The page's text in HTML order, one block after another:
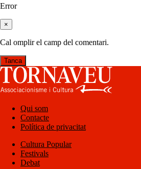
Error
×
Cal omplir el camp del comentari.
Tanca
Qui som
Contacte
Política de privacitat
Cultura Popular
Festivals
Debat